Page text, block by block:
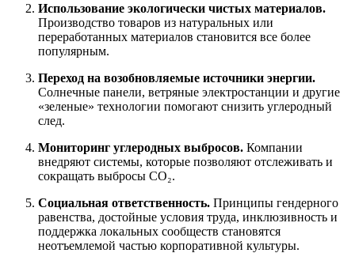
Использование экологически чистых материалов.
Производство товаров из натуральных или
переработанных материалов становится все более
популярным.
Переход на возобновляемые источники энергии.
Солнечные панели, ветряные электростанции и другие
«зеленые» технологии помогают снизить углеродный
след.
Мониторинг углеродных выбросов. Компании
внедряют системы, которые позволяют отслеживать и
сокращать выбросы CO₂.
Социальная ответственность. Принципы гендерного
равенства, достойные условия труда, инклюзивность и
поддержка локальных сообществ становятся
неотъемлемой частью корпоративной культуры.